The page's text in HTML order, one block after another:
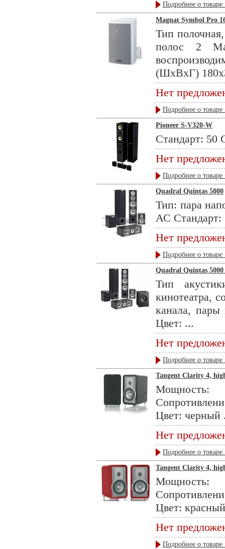
Подробнее о товаре
Magnat Symbol Pro
Тип
полос 2
(ШхВхГ)
Нет
Подробнее о товаре
Pioneer S-V320-W
Стандарт: 50
Нет
Подробнее о товаре
Quadral Quintas 5000
Тип: пара
АС Стандарт:
Нет
Подробнее о товаре
Quadral Quintas 5000
Тип
кинотеатра,
канала, пары
Цвет: ...
Нет
Подробнее о товаре
Tangent Clarity 4,
Мощность:
Цвет: черный
Нет
Подробнее о товаре
Tangent Clarity 4,
Мощность:
Цвет:
Нет
Подробнее о товаре